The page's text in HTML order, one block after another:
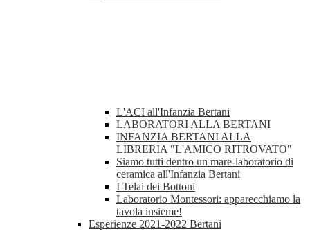
L'ACI all'Infanzia Bertani
LABORATORI ALLA BERTANI
INFANZIA BERTANI ALLA
LIBRERIA "L'AMICO RITROVATO"
Siamo tutti dentro un mare-laboratorio di
ceramica all'Infanzia Bertani
I Telai dei Bottoni
Laboratorio Montessori: apparecchiamo la
tavola insieme!
Esperienze 2021-2022 Bertani